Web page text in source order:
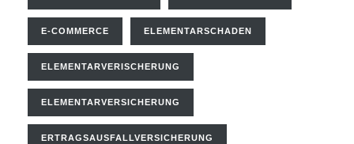
E-COMMERCE ELEMENTARSCHADEN
ELEMENTARVERISCHERUNG
ELEMENTARVERSICHERUNG
ERTRAGSAUSFALLVERSICHERUNG